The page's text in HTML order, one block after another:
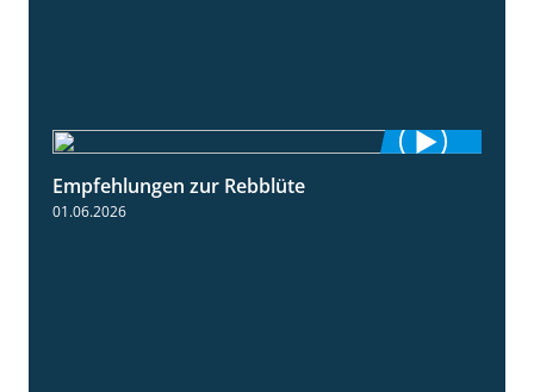
Empfehlungen zur Rebblüte
01.06.2026